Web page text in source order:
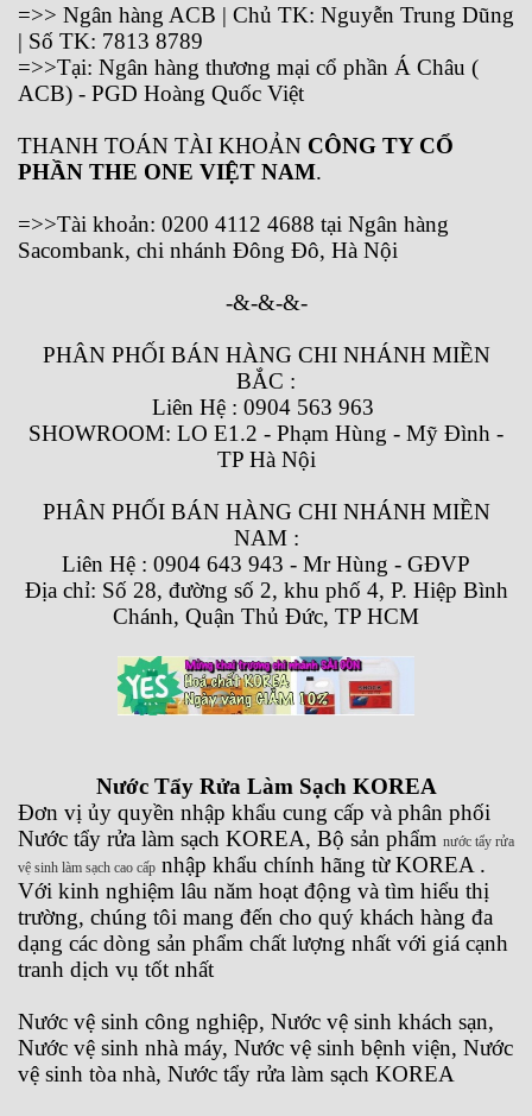
=>> Ngân hàng ACB | Chủ TK: Nguyễn Trung Dũng
| Số TK: 7813 8789
=>>Tại: Ngân hàng thương mại cổ phần Á Châu (
ACB) - PGD Hoàng Quốc Việt
THANH TOÁN TÀI KHOẢN CÔNG TY CỔ
PHẦN THE ONE VIỆT NAM.
=>>Tài khoản: 0200 4112 4688 tại Ngân hàng
Sacombank, chi nhánh Đông Đô, Hà Nội
-&-&-&-
PHÂN PHỐI BÁN HÀNG CHI NHÁNH MIỀN
BẮC :
Liên Hệ : 0904 563 963
SHOWROOM: LO E1.2 - Phạm Hùng - Mỹ Đình -
TP Hà Nội
PHÂN PHỐI BÁN HÀNG CHI NHÁNH MIỀN
NAM :
Liên Hệ : 0904 643 943 - Mr Hùng - GĐVP
Địa chỉ: Số 28, đường số 2, khu phố 4, P. Hiệp Bình
Chánh, Quận Thủ Đức, TP HCM
Nước Tẩy Rửa Làm Sạch KOREA
Đơn vị ủy quyền nhập khẩu cung cấp và phân phối
Nước tẩy rửa làm sạch KOREA, Bộ sản phẩm nước tẩy rửa
vệ sinh làm sạch cao cấp nhập khẩu chính hãng từ KOREA .
Với kinh nghiệm lâu năm hoạt động và tìm hiểu thị
trường, chúng tôi mang đến cho quý khách hàng đa
dạng các dòng sản phẩm chất lượng nhất với giá cạnh
tranh dịch vụ tốt nhất
Nước vệ sinh công nghiệp, Nước vệ sinh khách sạn,
Nước vệ sinh nhà máy, Nước vệ sinh bệnh viện, Nước
vệ sinh tòa nhà, Nước tẩy rửa làm sạch KOREA